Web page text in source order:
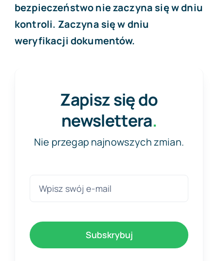
bezpieczeństwo nie zaczyna się w dniu
kontroli. Zaczyna się w dniu
weryfikacji dokumentów.
Zapisz się do
newslettera.
Nie przegap najnowszych zmian.
Subskrybuj